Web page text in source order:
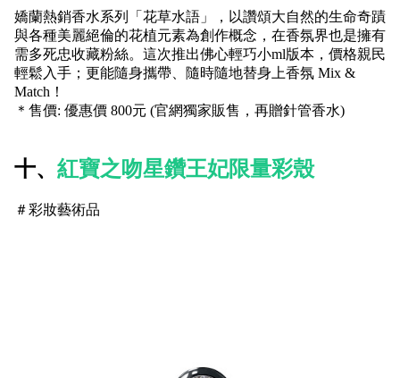
嬌蘭熱銷香水系列「花草水語」，以讚頌大自然的生命奇蹟
與各種美麗絕倫的花植元素為創作概念，在香氛界也是擁有
需多死忠收藏粉絲。這次推出佛心輕巧小ml版本，價格親民
輕鬆入手；更能隨身攜帶、隨時隨地替身上香氛 Mix &
Match！
＊售價: 優惠價 800元 (官網獨家販售，再贈針管香水)
十、 紅寶之吻星鑽王妃限量彩殼
＃彩妝藝術品